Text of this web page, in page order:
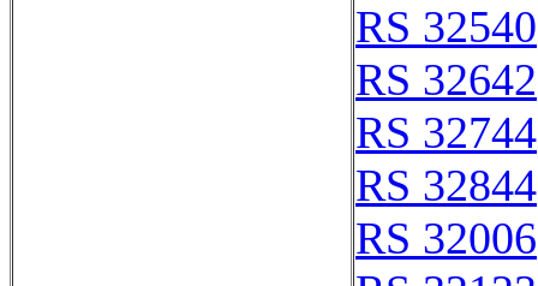
RS 32540
RS 32642
RS 32744
RS 32844
RS 32006